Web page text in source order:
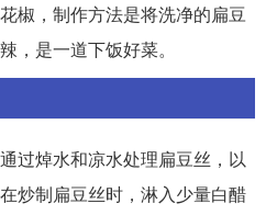
椒，制作方法是将洗净的扁豆
，是一道下饭好菜。
过焯水和凉水处理扁豆丝，以
炒制扁豆丝时，淋入少量白醋